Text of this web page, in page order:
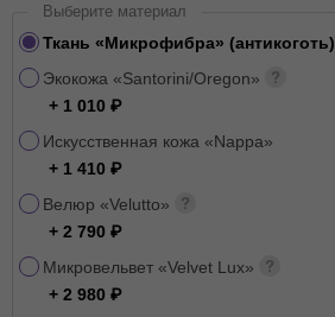
Выберите материал
Ткань «Микрофибра» (антикоготь)
Экокожа «Santorini/Oregon»
+ 1 010
Искусственная кожа «Nappa»
+ 1 410
Велюр «Velutto»
+ 2 790
Микровельвет «Velvet Lux»
+ 2 980